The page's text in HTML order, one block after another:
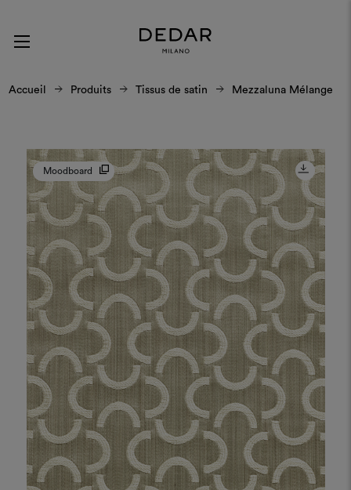
Accueil Produits Tissus de satin Mezzaluna Mélange
Moodboard